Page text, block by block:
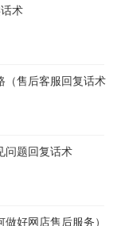
术
（售后客服回复话术
问题回复话术
好网店售后服务）